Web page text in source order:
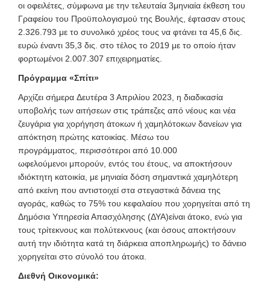
οι οφειλέτες, σύμφωνα με την τελευταία 3μηνιαία έκθεση του
Γραφείου του Προϋπολογισμού της Βουλής, έφτασαν στους
2.326.793 με το συνολικό χρέος τους να φτάνει τα 45,6 δις.
ευρώ έναντι 35,3 δις. στο τέλος το 2019 με το οποίο ήταν
φορτωμένοι 2.007.307 επιχειρηματίες.
Πρόγραμμα «Σπίτι»
Αρχίζει σήμερα Δευτέρα 3 Απριλίου 2023, η διαδικασία
υποβολής των αιτήσεων στις τράπεζες από νέους και νέα
ζευγάρια για χορήγηση άτοκων ή χαμηλότοκων δανείων για
απόκτηση πρώτης κατοικίας. Μέσω του
προγράμματος, περισσότεροι από 10.000
ωφελούμενοι μπορούν, εντός του έτους, να αποκτήσουν
ιδιόκτητη κατοικία, με μηνιαία δόση σημαντικά χαμηλότερη
από εκείνη που αντιστοιχεί στα στεγαστικά δάνεια της
αγοράς, καθώς το 75% του κεφαλαίου που χορηγείται από τη
Δημόσια Υπηρεσία Απασχόλησης (ΔΥΑ)είναι άτοκο, ενώ για
τους τρίτεκνους και πολύτεκνους (και όσους αποκτήσουν
αυτή την ιδιότητα κατά τη διάρκεια αποπληρωμής) το δάνειο
χορηγείται στο σύνολό του άτοκα.
Διεθνή Οικονομικά: